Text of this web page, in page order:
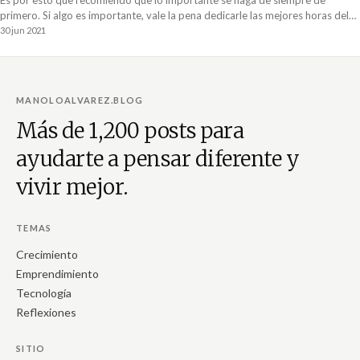
primero. Si algo es importante, vale la pena dedicarle las mejores horas del
día. Lo importante merece tener una mente fresca y enfocada trabajando en
30 jun 2021
MANOLOALVAREZ.BLOG
Más de 1,200 posts para
ayudarte a pensar diferente y
vivir mejor.
TEMAS
Crecimiento
Emprendimiento
Tecnología
Reflexiones
SITIO